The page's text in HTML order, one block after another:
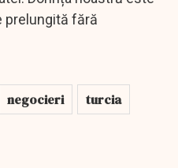
prelungită fără
negocieri
turcia